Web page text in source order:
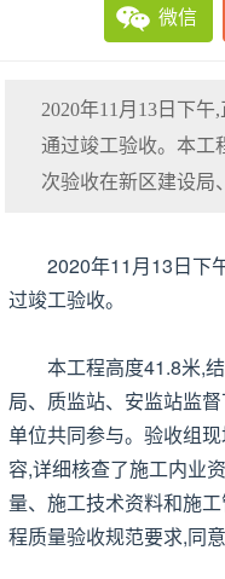
微信
2020年11月13日下
通过竣工验收。本工
次验收在新区建设局
2020年11月13日下
过竣工验收。
本工程高度41.8米,
局、质监站、安监站监
单位共同参与。验收组
容,详细核查了施工内业
量、施工技术资料和施
程质量验收规范要求,同